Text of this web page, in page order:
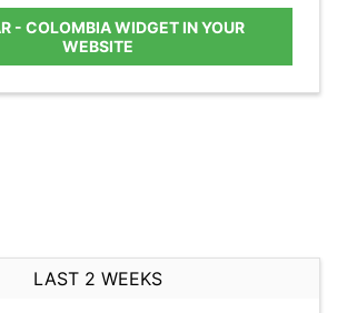
- COLOMBIA WIDGET IN YOUR
WEBSITE
LAST 2 WEEKS